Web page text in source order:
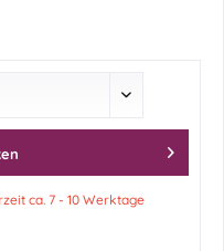
ca. 7 - 10 Werktage